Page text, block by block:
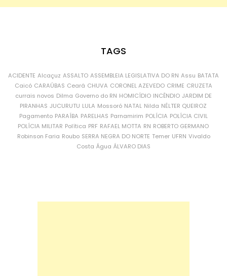
TAGS
ACIDENTE Alcaçuz ASSALTO ASSEMBLEIA LEGISLATIVA DO RN Assu BATATA
Caicó CARAÚBAS Ceará CHUVA CORONEL AZEVEDO CRIME CRUZETA
currais novos Dilma Governo do RN HOMICÍDIO INCÊNDIO JARDIM DE
PIRANHAS JUCURUTU LULA Mossoró NATAL Nilda NÉLTER QUEIROZ
Pagamento PARAÍBA PARELHAS Parnamirim POLÍCIA POLÍCIA CIVIL
POLÍCIA MILITAR Política PRF RAFAEL MOTTA RN ROBERTO GERMANO
Robinson Faria Roubo SERRA NEGRA DO NORTE Temer UFRN Vivaldo
Costa Água ÁLVARO DIAS